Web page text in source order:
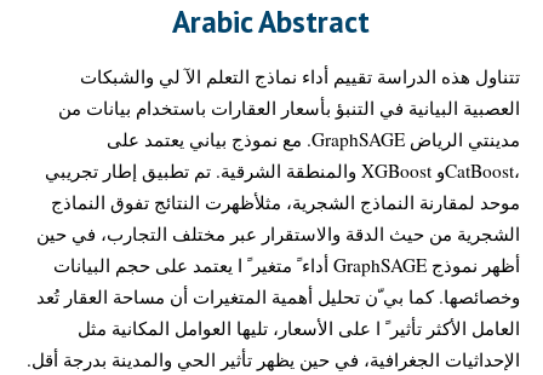
Arabic Abstract
تتناول هذه الدراسة تقييم أداء نماذج التعلم الآ لي والشبكات
العصبية البيانية في التنبؤ بأسعار العقارات باستخدام بيانات من
مدينتي الرياض GraphSAGE. مع نموذج بياني يعتمد على
،CatBoostو XGBoost والمنطقة الشرقية. تم تطبيق إطار تجريبي
موحد لمقارنة النماذج الشجرية، مثلأظهرت النتائج تفوق النماذج
الشجرية من حيث الدقة والاستقرار عبر مختلف التجارب، في حين
أظهر نموذج GraphSAGE أداء ً متغير ً ا يعتمد على حجم البيانات
وخصائصها. كما بي ّن تحليل أهمية المتغيرات أن مساحة العقار تُعد
العامل الأكثر تأثير ً ا على الأسعار، تليها العوامل المكانية مثل
الإحداثيات الجغرافية، في حين يظهر تأثير الحي والمدينة بدرجة أقل.